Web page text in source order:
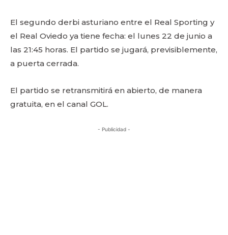
El segundo derbi asturiano entre el Real Sporting y
el Real Oviedo ya tiene fecha: el lunes 22 de junio a
las 21:45 horas. El partido se jugará, previsiblemente,
a puerta cerrada.
El partido se retransmitirá en abierto, de manera
gratuita, en el canal GOL.
- Publicidad -